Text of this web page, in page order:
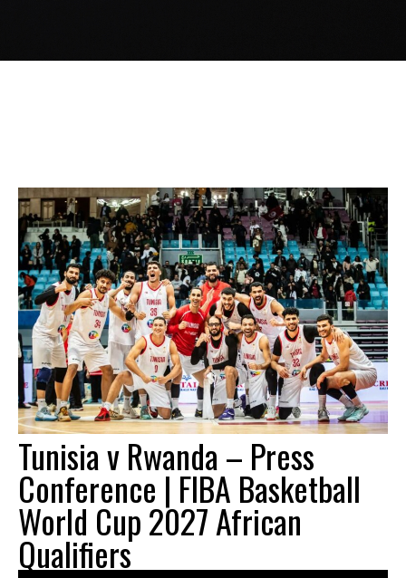
Tunisia v Rwanda – Press
Conference | FIBA Basketball
World Cup 2027 African
Qualifiers